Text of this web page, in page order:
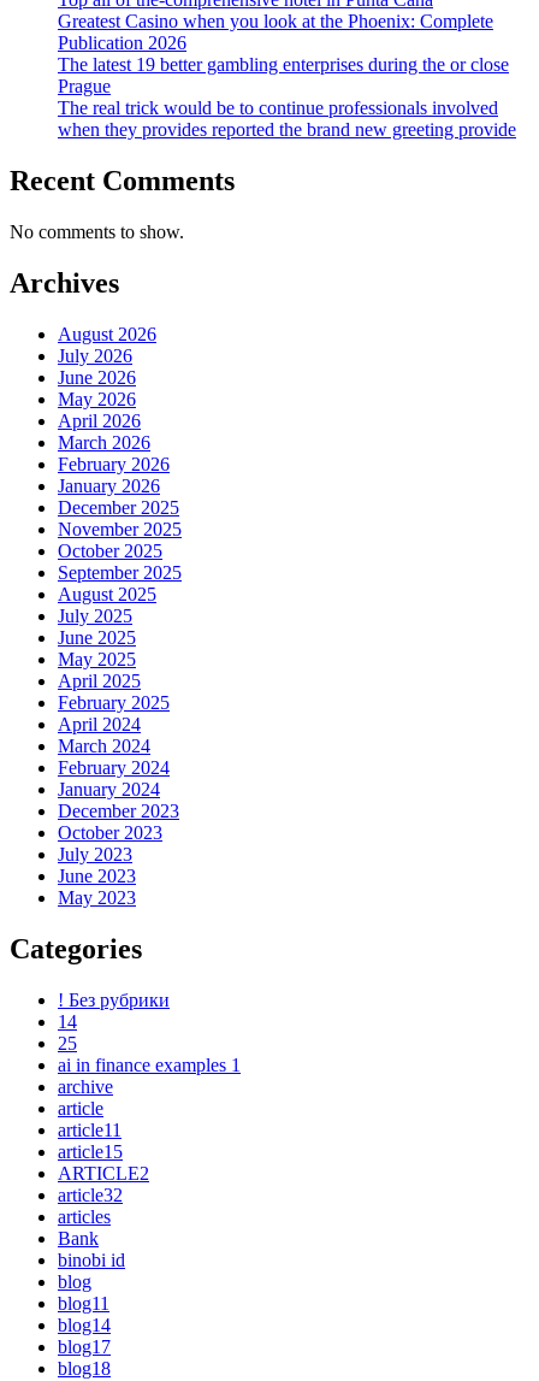
Greatest Casino when you look at the Phoenix: Complete
Publication 2026
The latest 19 better gambling enterprises during the or close
Prague
The real trick would be to continue professionals involved
when they provides reported the brand new greeting provide
Recent Comments
No comments to show.
Archives
August 2026
July 2026
June 2026
May 2026
April 2026
March 2026
February 2026
January 2026
December 2025
November 2025
October 2025
September 2025
August 2025
July 2025
June 2025
May 2025
April 2025
February 2025
April 2024
March 2024
February 2024
January 2024
December 2023
October 2023
July 2023
June 2023
May 2023
Categories
! Без рубрики
14
25
ai in finance examples 1
archive
article
article11
article15
ARTICLE2
article32
articles
Bank
binobi id
blog
blog11
blog14
blog17
blog18